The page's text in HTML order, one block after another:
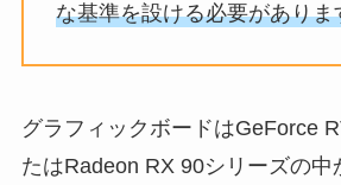
な基準を設ける必要がありま
グラフィックボードはGeForce
たはRadeon RX 90シリーズの中